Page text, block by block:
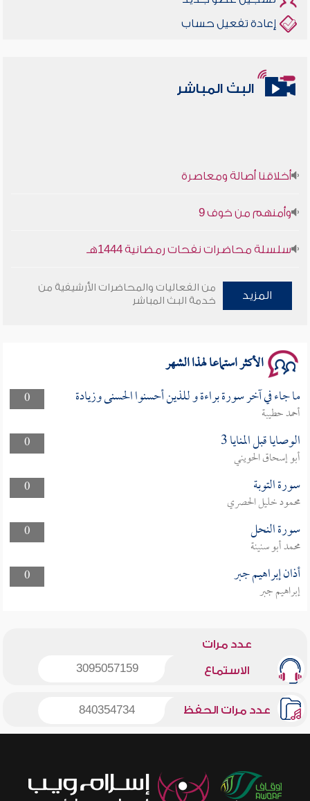
إعادة تفعيل حساب
البث المباشر
وأمنهم من خوف 9
سلسلة محاضرات نفحات رمضانية 1444هـ
المزيد
من الفعاليات والمحاضرات الأرشيفية من
خدمة البث المباشر
الأكثر استماعا لهذا الشهر
0 ما جاء في آخر سورة براءة و للذين أحسنوا الحسنى وزيادة
أحمد حطيبة
0
الوصايا قبل المنايا 3
أبو إسحاق الحويني
0
سورة التوبة
محمود خليل الحصري
0
سورة النحل
محمد أبو سنينة
0
أذان إبراهيم جبر
إبراهيم جبر
عدد مرات
الاستماع 3095057159
عدد مرات الحفظ 840354734